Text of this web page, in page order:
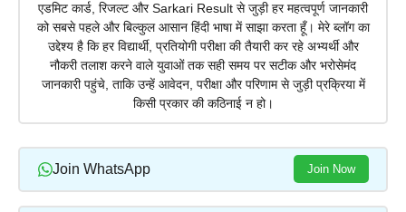
एडमिट कार्ड, रिजल्ट और Sarkari Result से जुड़ी हर महत्वपूर्ण जानकारी
को सबसे पहले और बिल्कुल आसान हिंदी भाषा में साझा करता हूँ। मेरे ब्लॉग का
उद्देश्य है कि हर विद्यार्थी, प्रतियोगी परीक्षा की तैयारी कर रहे अभ्यर्थी और
नौकरी तलाश करने वाले युवाओं तक सही समय पर सटीक और भरोसेमंद
जानकारी पहुंचे, ताकि उन्हें आवेदन, परीक्षा और परिणाम से जुड़ी प्रक्रिया में
किसी प्रकार की कठिनाई न हो।
Join WhatsApp Join Now